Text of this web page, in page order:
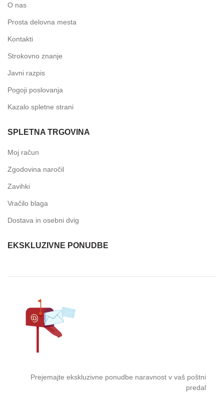
O nas
Prosta delovna mesta
Kontakti
Strokovno znanje
Javni razpis
Pogoji poslovanja
Kazalo spletne strani
SPLETNA TRGOVINA
Moj račun
Zgodovina naročil
Zavihki
Vračilo blaga
Dostava in osebni dvig
EKSKLUZIVNE PONUDBE
Prejemajte ekskluzivne ponudbe naravnost v vaš poštni
predal